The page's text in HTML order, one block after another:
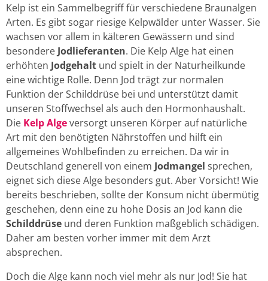
Kelp ist ein Sammelbegriff für verschiedene Braunalgen
Arten. Es gibt sogar riesige Kelpwälder unter Wasser. Sie
wachsen vor allem in kälteren Gewässern und sind
besondere Jodlieferanten. Die Kelp Alge hat einen
erhöhten Jodgehalt und spielt in der Naturheilkunde
eine wichtige Rolle. Denn Jod trägt zur normalen
Funktion der Schilddrüse bei und unterstützt damit
unseren Stoffwechsel als auch den Hormonhaushalt.
Die Kelp Algeversorgt unseren Körper auf natürliche
Art mit den benötigten Nährstoffen und hilft ein
allgemeines Wohlbefinden zu erreichen. Da wir in
Deutschland generell von einem Jodmangel sprechen,
eignet sich diese Alge besonders gut. Aber Vorsicht! Wie
bereits beschrieben, sollte der Konsum nicht übermütig
geschehen, denn eine zu hohe Dosis an Jod kann die
Schilddrüse und deren Funktion maßgeblich schädigen.
Daher am besten vorher immer mit dem Arzt
absprechen.
Doch die Alge kann noch viel mehr als nur Jod! Sie hat